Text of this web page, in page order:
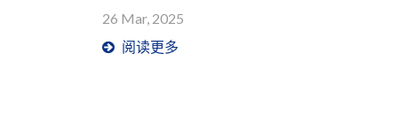
26 Mar, 2025
阅读更多